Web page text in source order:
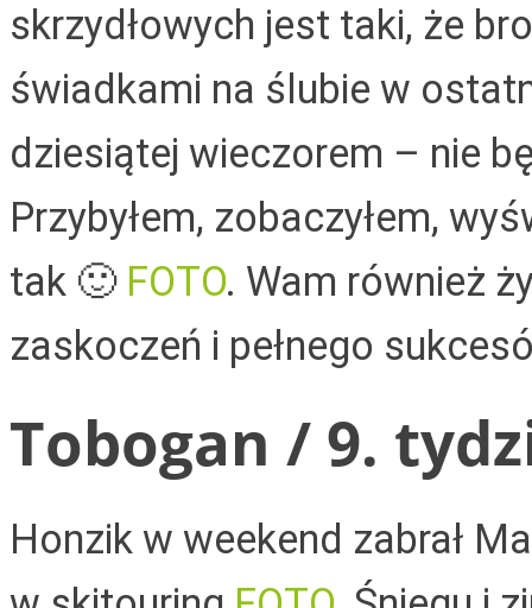
skrzydłowych jest taki, że
świadkami na ślubie w
dziesiątej wieczorem – nie
Przybyłem, zobaczyłem,
tak 🙂 FOTO. Wam również
zaskoczeń i pełnego
Tobogan / 9.
Honzik w weekend zabrał